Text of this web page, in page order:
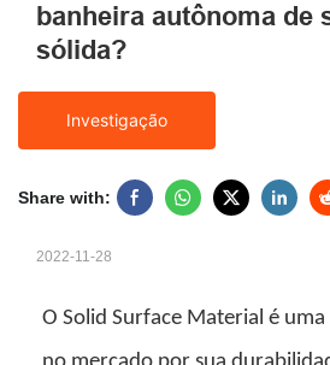
banheira autônoma de
sólida?
Investigação
Share with:
2022-11-28
O Solid Surface Material é